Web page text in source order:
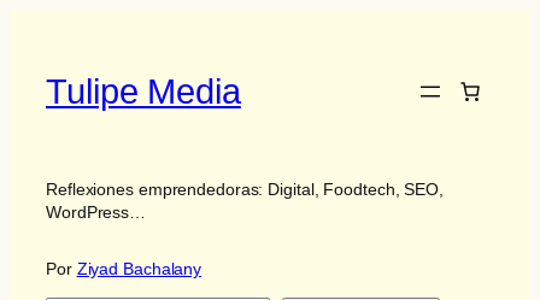
contenido
Tulipe Media
Reflexiones emprendedoras: Digital, Foodtech, SEO,
WordPress…
Por Ziyad Bachalany